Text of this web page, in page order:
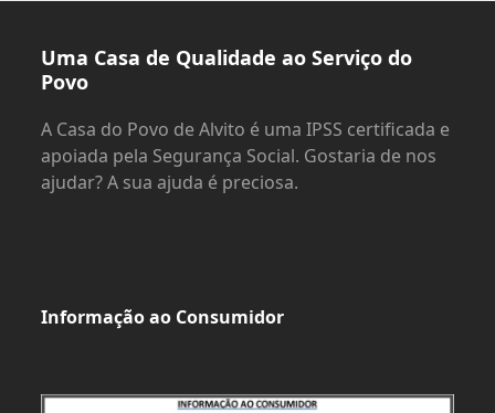
Uma Casa de Qualidade ao Serviço do
Povo
A Casa do Povo de Alvito é uma IPSS certificada e
apoiada pela Segurança Social. Gostaria de nos
ajudar? A sua ajuda é preciosa.
Informação ao Consumidor